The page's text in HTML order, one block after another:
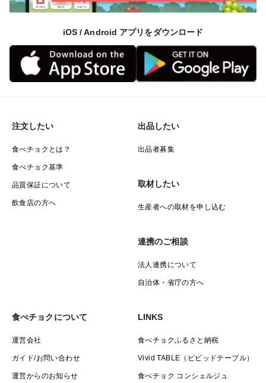
iOS / Android アプリをダウンロード
注文したい
食べチョクとは？
食べチョク基準
品質保証について
飲食店の方へ
出品したい
出品者募集
取材したい
生産者への取材を申し込む
連携のご相談
法人連携について
自治体・省庁の方へ
食べチョクについて
運営会社
ガイド/お問い合わせ
運営からのお知らせ
LINKS
食べチョクふるさと納税
Vivid TABLE（ビビッドテーブル）
食べチョク コンシェルジュ